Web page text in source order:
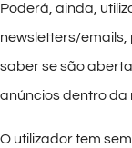
Poderá, ainda,
newsletters/emails,
saber se são
anúncios dentro da
O utilizador tem